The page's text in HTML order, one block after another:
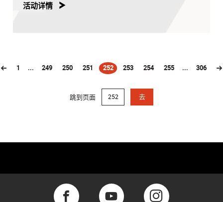
活动详情
1 ... 249 250 251 252
(current)253 254 255 ... 306
跳到页面 去